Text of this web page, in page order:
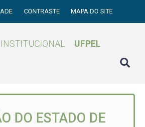
CONTRASTE MAPA DO SITE
UFPEL
DO ESTADO DE